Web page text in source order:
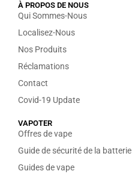
À PROPOS DE NOUS
Qui Sommes-Nous
Localisez-Nous
Nos Produits
Réclamations
Contact
Covid-19 Update
VAPOTER
Offres de vape
Guide de sécurité de la batterie
Guides de vape